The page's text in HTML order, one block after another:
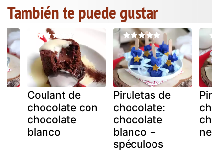
También te puede gustar
Coulant de
chocolate con
chocolate
blanco
Piruletas de
chocolate:
chocolate
blanco +
spéculoos